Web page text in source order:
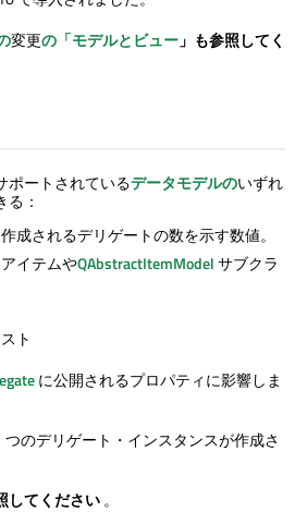
変更の「モデルとビュー」も参照してく
ポートされているデータモデルのいずれ
：
成されるデリゲートの数を示す数値。
アイテムやQAbstractItemModelサブクラ
ト
に公開されるプロパティに影響しま
のデリゲート・インスタンスが作成さ
してください。